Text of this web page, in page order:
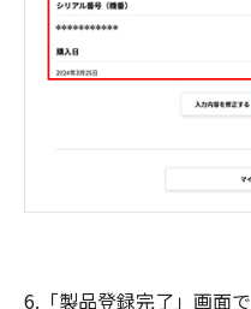
6.「製品登録完了」画面で